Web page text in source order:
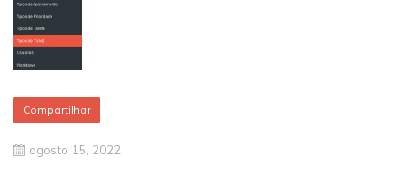
Compartilhar
agosto 15, 2022